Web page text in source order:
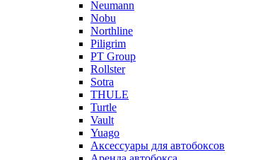
Neumann
Nobu
Northline
Piligrim
PT Group
Rollster
Sotra
THULE
Turtle
Vault
Yuago
Аксессуары для автобоксов